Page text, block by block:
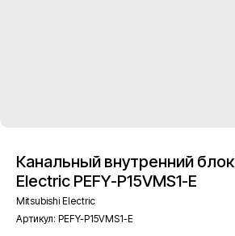
Канальный внутренний
Electric PEFY-P15VMS1-E
Mitsubishi Electric
Артикул: PEFY-P15VMS1-E